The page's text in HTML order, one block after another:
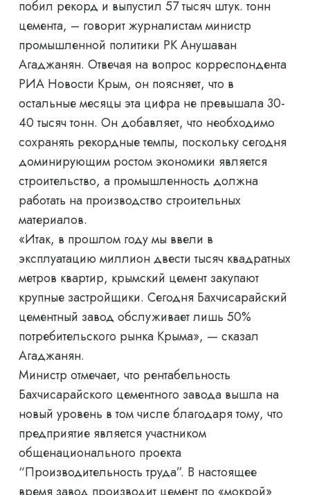
побил рекорд и выпустил 57 тысяч штук. тонн
цемента, – говорит журналистам министр
промышленной политики РК Анушаван
Агаджанян. Отвечая на вопрос корреспондента
РИА Новости Крым, он поясняет, что в
остальные месяцы эта цифра не превышала 30-
40 тысяч тонн. Он добавляет, что необходимо
сохранять рекордные темпы, поскольку сегодня
доминирующим ростом экономики является
строительство, а промышленность должна
работать на производство строительных
материалов.
«Итак, в прошлом году мы ввели в
эксплуатацию миллион двести тысяч квадратных
метров квартир, крымский цемент закупают
крупные застройщики. Сегодня Бахчисарайский
цементный завод обслуживает лишь 50%
потребительского рынка Крыма», — сказал
Агаджанян.
Министр отмечает, что рентабельность
Бахчисарайского цементного завода вышла на
новый уровень в том числе благодаря тому, что
предприятие является участником
общенационального проекта
“Производительность труда”. В настоящее